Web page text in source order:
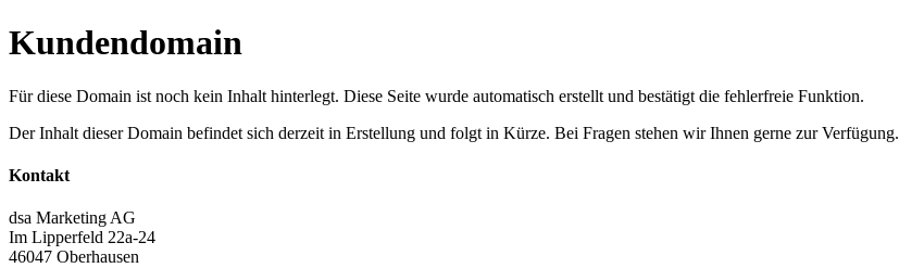
Kundendomain
Für diese Domain ist noch kein Inhalt hinterlegt. Diese Seite wurde automatisch erstellt und bestätigt die fehlerfreie Funktion.
Der Inhalt dieser Domain befindet sich derzeit in Erstellung und folgt in Kürze. Bei Fragen stehen wir Ihnen gerne zur Verfügung.
Kontakt
dsa Marketing AG
Im Lipperfeld 22a-24
46047 Oberhausen